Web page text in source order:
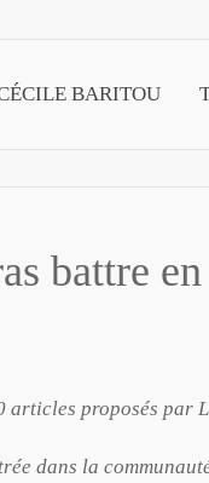
BARITOU
battre
articles proposés par
dans la